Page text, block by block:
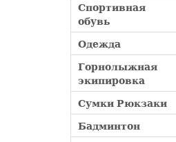
Спортивная
обувь
Одежда
Горнолыжная
экипировка
Сумки Рюкзаки
Бадминтон